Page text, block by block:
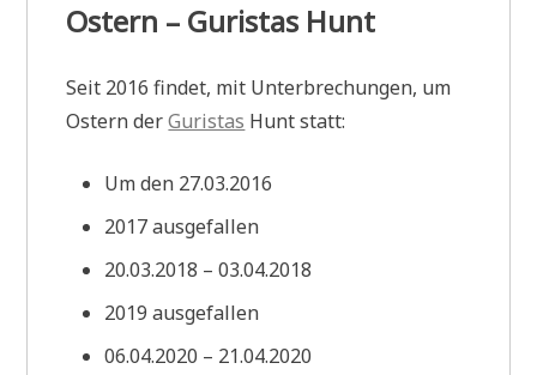
Ostern – Guristas Hunt
Seit 2016 findet, mit Unterbrechungen, um
Ostern derGuristas Hunt statt:
Um den 27.03.2016
2017 ausgefallen
20.03.2018 – 03.04.2018
2019 ausgefallen
06.04.2020 – 21.04.2020